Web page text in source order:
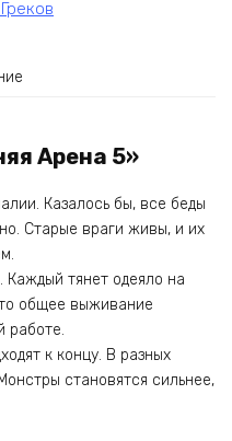
Арена 5»
Казалось бы, все беды
Старые враги живы, и их
Каждый тянет одеяло на
общее выживание
работе.
к концу. В разных
становятся сильнее,